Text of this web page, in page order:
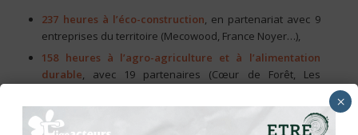
237 heures à l’éco-construction, en partenariat avec 9
entreprises du territoire (Mecowood, France Noyer…),
158 heures à l’agro-agriculture et à l’alimentation
durable, avec 19 partenaires (Cœur de Forêt, Les
Les jeunes ont aussi contribué à des
réalisations concrètes
×